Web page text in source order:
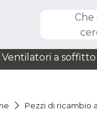
Che
Ventilatori a soffitto
Pezzi di ricambio